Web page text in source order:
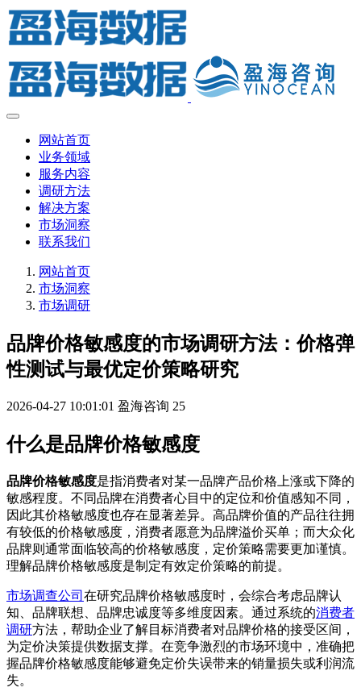
网站首页
业务领域
服务内容
调研方法
解决方案
市场洞察
联系我们
网站首页
市场洞察
市场调研
品牌价格敏感度的市场调研方法：价格弹
性测试与最优定价策略研究
2026-04-27 10:01:01 盈海咨询 25
什么是品牌价格敏感度
品牌价格敏感度是指消费者对某一品牌产品价格上涨或下降的
敏感程度。不同品牌在消费者心目中的定位和价值感知不同，
因此其价格敏感度也存在显著差异。高品牌价值的产品往往拥
有较低的价格敏感度，消费者愿意为品牌溢价买单；而大众化
品牌则通常面临较高的价格敏感度，定价策略需要更加谨慎。
理解品牌价格敏感度是制定有效定价策略的前提。
市场调查公司 在研究品牌价格敏感度时，会综合考虑品牌认
知、品牌联想、品牌忠诚度等多维度因素。通过系统的消费者
调研方法，帮助企业了解目标消费者对品牌价格的接受区间，
为定价决策提供数据支撑。在竞争激烈的市场环境中，准确把
握品牌价格敏感度能够避免定价失误带来的销量损失或利润流
失。